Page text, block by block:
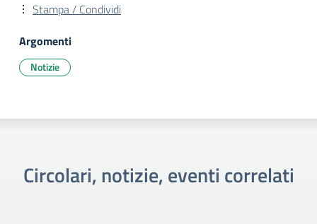
Stampa / Condividi
Argomenti
Notizie
Circolari, notizie, eventi correlati